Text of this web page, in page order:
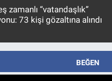
zamanlı “vatandaşlık”
73 kişi gözaltına alındı
BEĞEN